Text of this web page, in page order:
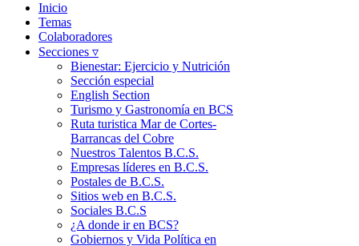
Inicio
Temas
Colaboradores
Secciones ▿
Bienestar: Ejercicio y Nutrición
Sección especial
English Section
Turismo y Gastronomía en BCS
Ruta turistica Mar de Cortes-
Barrancas del Cobre
Nuestros Talentos B.C.S.
Empresas líderes en B.C.S.
Postales de B.C.S.
Sitios web en B.C.S.
Sociales B.C.S
¿A donde ir en BCS?
Gobiernos y Vida Política en